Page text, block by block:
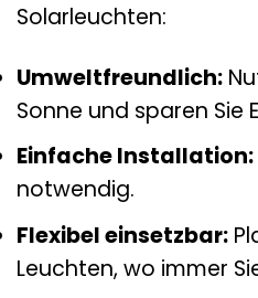
Solarleuchten:
Umweltfreundlich:
Sonne und sparen Sie
Einfache Installation:
notwendig.
Flexibel einsetzbar:
Leuchten, wo immer